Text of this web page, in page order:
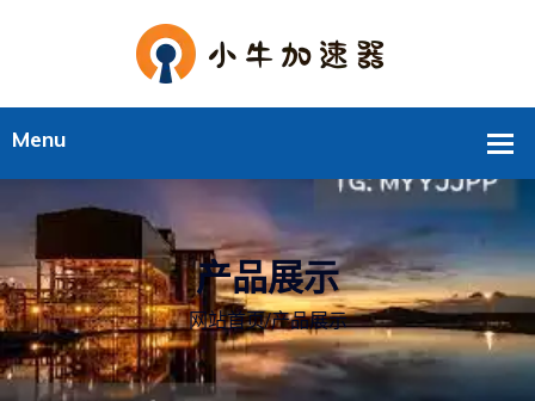
产品展示
网站首页/产品展示